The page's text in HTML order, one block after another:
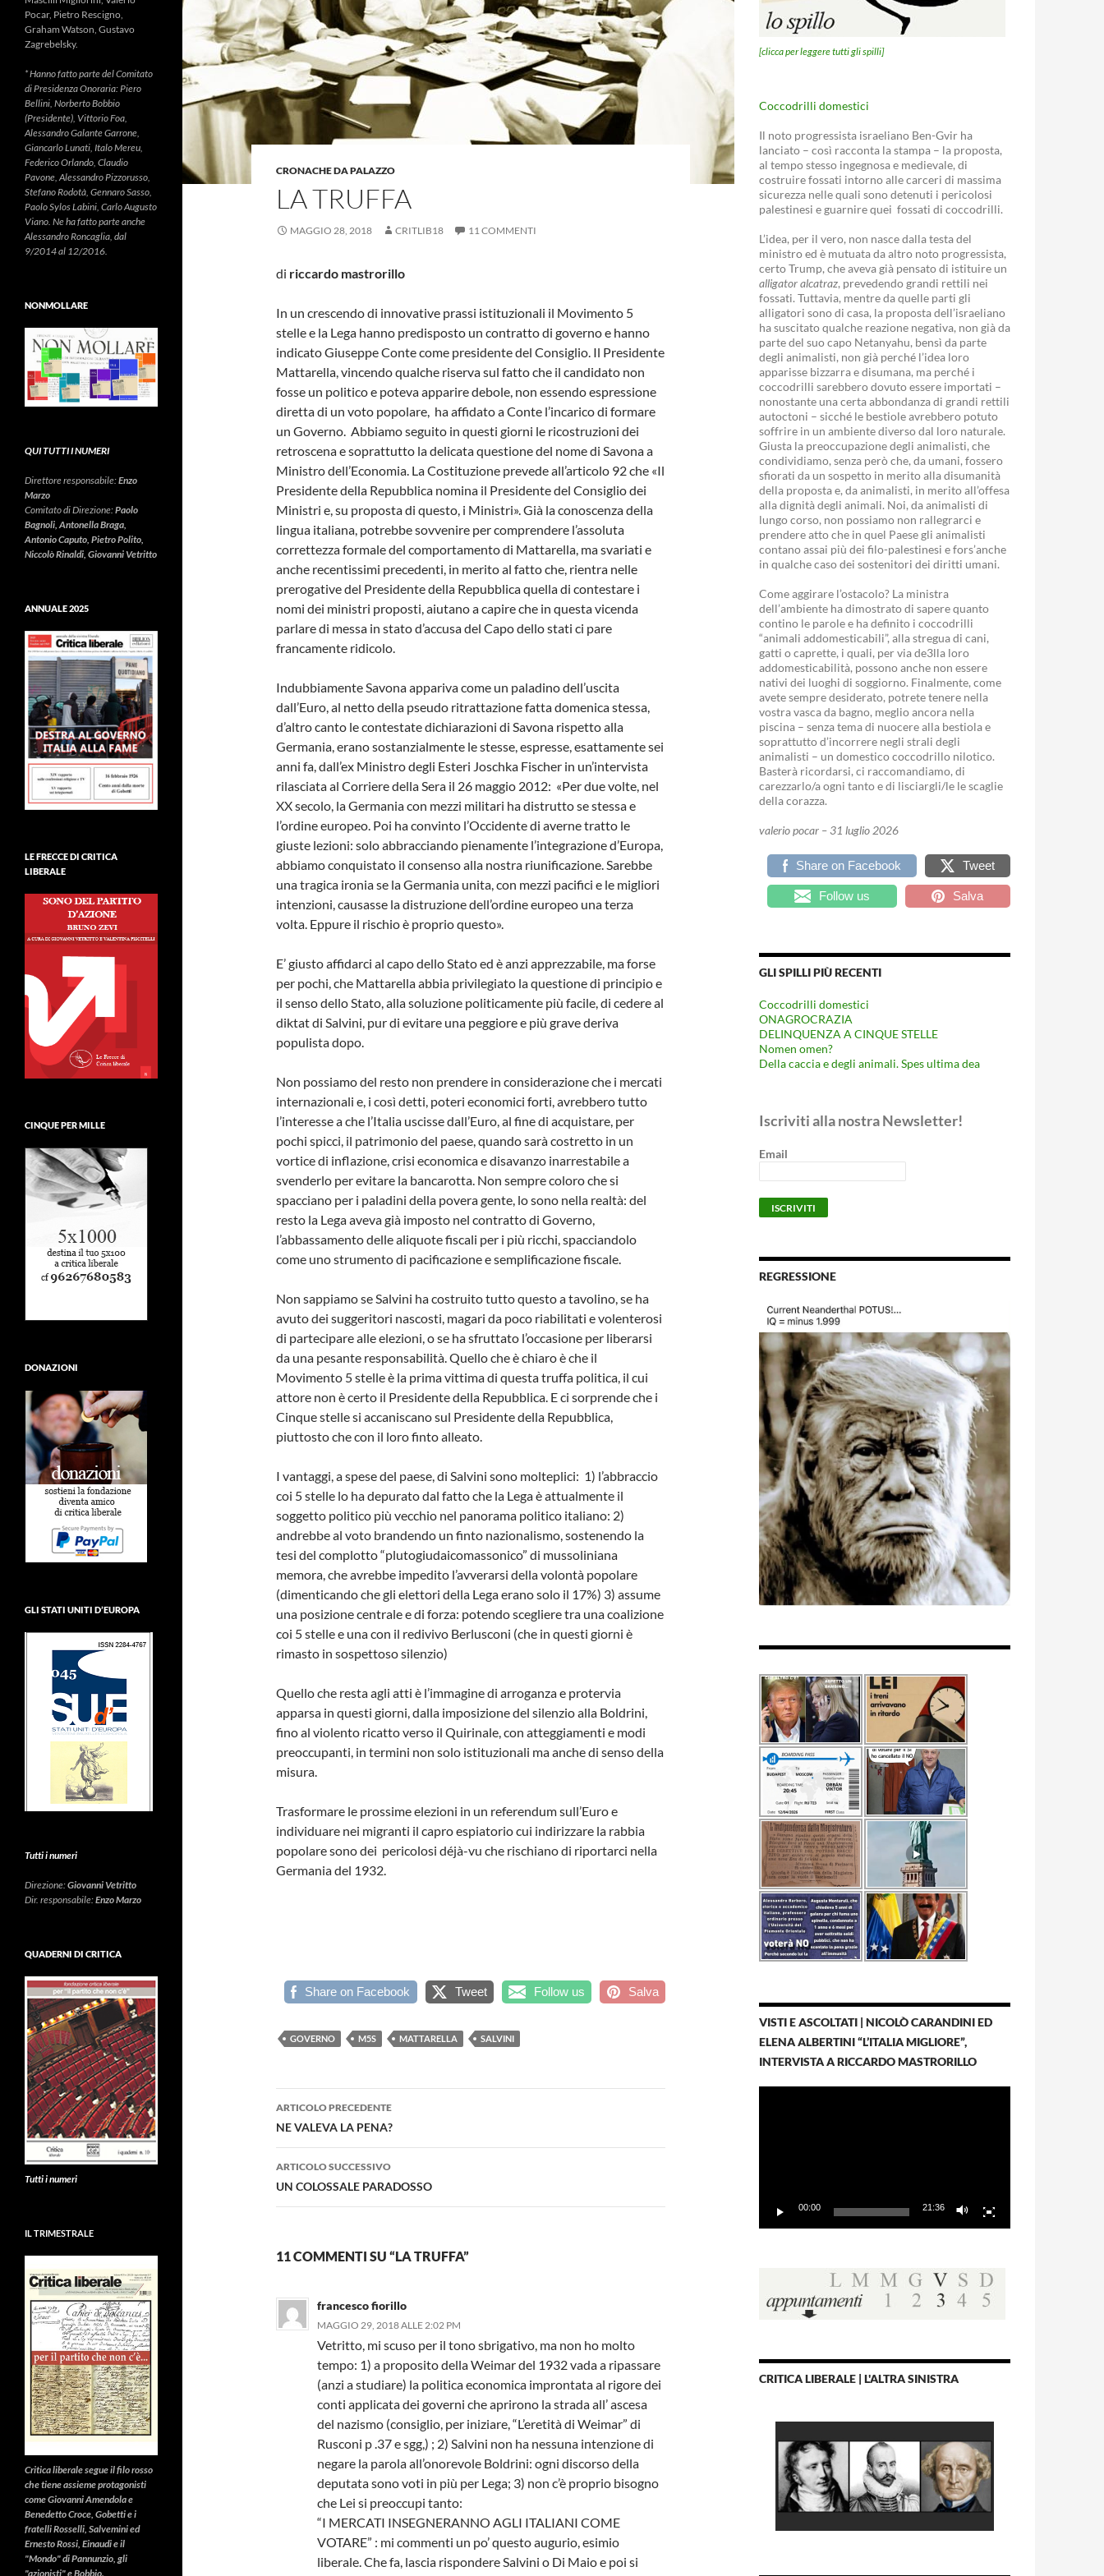
CRONACHE DA PALAZZO
LA TRUFFA
MAGGIO 28, 2018 CRITLIB18 11 COMMENTI
di riccardo mastrorillo
In un crescendo di innovative prassi istituzionali il Movimento 5
stelle e la Lega hanno predisposto un contratto di governo e hanno
indicato Giuseppe Conte come presidente del Consiglio. Il Presidente
Mattarella, vincendo qualche riserva sul fatto che il candidato non
fosse un politico e poteva apparire debole, non essendo espressione
diretta di un voto popolare, ha affidato a Conte l’incarico di formare
un Governo. Abbiamo seguito in questi giorni le ricostruzioni dei
retroscena e soprattutto la delicata questione del nome di Savona a
Ministro dell’Economia. La Costituzione prevede all’articolo 92 che «Il
Presidente della Repubblica nomina il Presidente del Consiglio dei
Ministri e, su proposta di questo, i Ministri». Già la conoscenza della
lingua italiana, potrebbe sovvenire per comprendere l’assoluta
correttezza formale del comportamento di Mattarella, ma svariati e
anche recentissimi precedenti, in merito al fatto che, rientra nelle
prerogative del Presidente della Repubblica quella di contestare i
nomi dei ministri proposti, aiutano a capire che in questa vicenda
parlare di messa in stato d’accusa del Capo dello stati ci pare
francamente ridicolo.
Indubbiamente Savona appariva come un paladino dell’uscita
dall’Euro, al netto della pseudo ritrattazione fatta domenica stessa,
d’altro canto le contestate dichiarazioni di Savona rispetto alla
Germania, erano sostanzialmente le stesse, espresse, esattamente sei
anni fa, dall’ex Ministro degli Esteri Joschka Fischer in un’intervista
rilasciata al Corriere della Sera il 26 maggio 2012: «Per due volte, nel
XX secolo, la Germania con mezzi militari ha distrutto se stessa e
l’ordine europeo. Poi ha convinto l’Occidente di averne tratto le
giuste lezioni: solo abbracciando pienamente l’integrazione d’Europa,
abbiamo conquistato il consenso alla nostra riunificazione. Sarebbe
una tragica ironia se la Germania unita, con mezzi pacifici e le migliori
intenzioni, causasse la distruzione dell’ordine europeo una terza
volta. Eppure il rischio è proprio questo».
E’ giusto affidarci al capo dello Stato ed è anzi apprezzabile, ma forse
per pochi, che Mattarella abbia privilegiato la questione di principio e
il senso dello Stato, alla soluzione politicamente più facile, di cedere al
diktat di Salvini, pur di evitare una peggiore e più grave deriva
populista dopo.
Non possiamo del resto non prendere in considerazione che i mercati
internazionali e, i così detti, poteri economici forti, avrebbero tutto
l’interesse a che l’Italia uscisse dall’Euro, al fine di acquistare, per
pochi spicci, il patrimonio del paese, quando sarà costretto in un
vortice di inflazione, crisi economica e disavanzo inarrestabile a
svenderlo per evitare la bancarotta. Non sempre coloro che si
spacciano per i paladini della povera gente, lo sono nella realtà: del
resto la Lega aveva già imposto nel contratto di Governo,
l’abbassamento delle aliquote fiscali per i più ricchi, spacciandolo
come uno strumento di pacificazione e semplificazione fiscale.
Non sappiamo se Salvini ha costruito tutto questo a tavolino, se ha
avuto dei suggeritori nascosti, magari da poco riabilitati e volenterosi
di partecipare alle elezioni, o se ha sfruttato l’occasione per liberarsi
da una pesante responsabilità. Quello che è chiaro è che il
Movimento 5 stelle è la prima vittima di questa truffa politica, il cui
attore non è certo il Presidente della Repubblica. E ci sorprende che i
Cinque stelle si accaniscano sul Presidente della Repubblica,
piuttosto che con il loro finto alleato.
I vantaggi, a spese del paese, di Salvini sono molteplici: 1) l’abbraccio
coi 5 stelle lo ha depurato dal fatto che la Lega è attualmente il
soggetto politico più vecchio nel panorama politico italiano: 2)
andrebbe al voto brandendo un finto nazionalismo, sostenendo la
tesi del complotto “plutogiudaicomassonico” di mussoliniana
memora, che avrebbe impedito l’avverarsi della volontà popolare
(dimenticando che gli elettori della Lega erano solo il 17%) 3) assume
una posizione centrale e di forza: potendo scegliere tra una coalizione
coi 5 stelle e una con il redivivo Berlusconi (che in questi giorni è
rimasto in sospettoso silenzio)
Quello che resta agli atti è l’immagine di arroganza e protervia
apparsa in questi giorni, dalla imposizione del silenzio alla Boldrini,
fino al violento ricatto verso il Quirinale, con atteggiamenti e modi
preoccupanti, in termini non solo istituzionali ma anche di senso della
misura.
Trasformare le prossime elezioni in un referendum sull’Euro e
individuare nei migranti il capro espiatorio cui indirizzare la rabbia
popolare sono dei pericolosi déjà-vu che rischiano di riportarci nella
Germania del 1932.
Share on Facebook Tweet Follow us Salva
GOVERNO M5S MATTARELLA SALVINI
Navigazione
articolo
ARTICOLO PRECEDENTE
NE VALEVA LA PENA?
ARTICOLO SUCCESSIVO
UN COLOSSALE PARADOSSO
11 COMMENTI SU “LA TRUFFA”
francesco fiorillo
MAGGIO 29, 2018 ALLE 2:02 PM
Vetritto, mi scuso per il tono sbrigativo, ma non ho molto
tempo: 1) a proposito della Weimar del 1932 vada a ripassare
(anzi a studiare) la politica economica improntata al rigore dei
conti applicata dei governi che aprirono la strada all’ ascesa
del nazismo (consiglio, per iniziare, “L’eretità di Weimar” di
Rusconi p .37 e sgg,) ; 2) Salvini non ha nessuna intenzione di
negare la parola all’onorevole Boldrini: ogni discorso della
deputata sono voti in più per Lega; 3) non c’è proprio bisogno
che Lei si preoccupi tanto:
“I MERCATI INSEGNERANNO AGLI ITALIANI COME
VOTARE” : mi commenti un po’ questo augurio, esimio
liberale. Che fa, lascia rispondere Salvini o Di Maio e poi si
[clicca per leggere tutti gli spilli]
Coccodrilli domestici
Il noto progressista israeliano Ben-Gvir ha
lanciato – così racconta la stampa – la proposta,
al tempo stesso ingegnosa e medievale, di
costruire fossati intorno alle carceri di massima
sicurezza nelle quali sono detenuti i pericolosi
palestinesi e guarnire quei fossati di coccodrilli.
L’idea, per il vero, non nasce dalla testa del
ministro ed è mutuata da altro noto progressista,
certo Trump, che aveva già pensato di istituire un
alligator alcatraz, prevedendo grandi rettili nei
fossati. Tuttavia, mentre da quelle parti gli
alligatori sono di casa, la proposta dell’israeliano
ha suscitato qualche reazione negativa, non già da
parte del suo capo Netanyahu, bensì da parte
degli animalisti, non già perché l’idea loro
apparisse bizzarra e disumana, ma perché i
coccodrilli sarebbero dovuto essere importati –
nonostante una certa abbondanza di grandi rettili
autoctoni – sicché le bestiole avrebbero potuto
soffrire in un ambiente diverso dal loro naturale.
Giusta la preoccupazione degli animalisti, che
condividiamo, senza però che, da umani, fossero
sfiorati da un sospetto in merito alla disumanità
della proposta e, da animalisti, in merito all’offesa
alla dignità degli animali. Noi, da animalisti di
lungo corso, non possiamo non rallegrarci e
prendere atto che in quel Paese gli animalisti
contano assai più dei filo-palestinesi e fors’anche
in qualche caso dei sostenitori dei diritti umani.
Come aggirare l’ostacolo? La ministra
dell’ambiente ha dimostrato di sapere quanto
contino le parole e ha definito i coccodrilli
“animali addomesticabili”, alla stregua di cani,
gatti o caprette, i quali, per via de3lla loro
addomesticabilità, possono anche non essere
nativi dei luoghi di soggiorno. Finalmente, come
avete sempre desiderato, potrete tenere nella
vostra vasca da bagno, meglio ancora nella
piscina – senza tema di nuocere alla bestiola e
soprattutto d’incorrere negli strali degli
animalisti – un domestico coccodrillo nilotico.
Basterà ricordarsi, ci raccomandiamo, di
carezzarlo/a ogni tanto e di lisciargli/le le scaglie
della corazza.
valerio pocar – 31 luglio 2026
Share on Facebook Tweet
Follow us Salva
GLI SPILLI PIÙ RECENTI
Coccodrilli domestici
ONAGROCRAZIA
DELINQUENZA A CINQUE STELLE
Nomen omen?
Della caccia e degli animali. Spes ultima dea
Iscriviti alla nostra Newsletter!
Email
REGRESSIONE
VISTI E ASCOLTATI | NICOLÒ CARANDINI ED
ELENA ALBERTINI “L’ITALIA MIGLIORE”,
INTERVISTA A RICCARDO MASTRORILLO
00:00 21:36
CRITICA LIBERALE | L'ALTRA SINISTRA
Pocar, Pietro Rescigno,
Graham Watson, Gustavo
Zagrebelsky.
* Hanno fatto parte del Comitato
di Presidenza Onoraria: Piero
Bellini, Norberto Bobbio
(Presidente), Vittorio Foa,
Alessandro Galante Garrone,
Giancarlo Lunati, Italo Mereu,
Federico Orlando, Claudio
Pavone, Alessandro Pizzorusso,
Stefano Rodotà, Gennaro Sasso,
Paolo Sylos Labini, Carlo Augusto
Viano. Ne ha fatto parte anche
Alessandro Roncaglia, dal
9/2014 al 12/2016.
NONMOLLARE
QUI TUTTI I NUMERI
Direttore responsabile:Enzo
Marzo
Comitato di Direzione:Paolo
Bagnoli, Antonella Braga,
Antonio Caputo, Pietro Polito,
Niccolò Rinaldi, Giovanni Vetritto
ANNUALE 2025
LE FRECCE DI CRITICA
LIBERALE
CINQUE PER MILLE
DONAZIONI
GLI STATI UNITI D’EUROPA
Tutti i numeri
Direzione:Giovanni Vetritto
Dir. responsabile:Enzo Marzo
QUADERNI DI CRITICA
Tutti i numeri
IL TRIMESTRALE
Critica liberalesegue il filo rosso
che tiene assieme protagonisti
come Giovanni Amendola e
Benedetto Croce, Gobetti e i
fratelli Rosselli, Salvemini ed
Ernesto Rossi, Einaudi e il
"Mondo" di Pannunzio, gli
"azionisti" e Bobbio.